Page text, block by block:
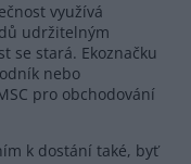
využívá
udržitelným
se stará. Ekoznačku
nebo
pro obchodování
k dostání také, byť